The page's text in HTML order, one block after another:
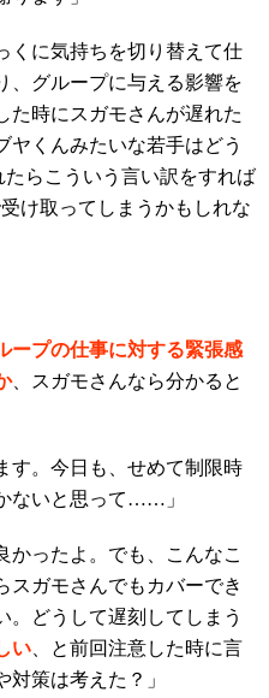
くに気持ちを切り替えて仕
、グループに与える影響を
た時にスガモさんが遅れた
ヤくんみたいな若手はどう
らこういう言い訳をすれば
け取ってしまうかもしれな
ープの仕事に対する緊張感
、スガモさんなら分かると
す。今日も、せめて制限時
ないと思って……」
かったよ。でも、こんなこ
スガモさんでもカバーでき
。どうして遅刻してしまう
い 、と前回注意した時に言
策は考えた？」